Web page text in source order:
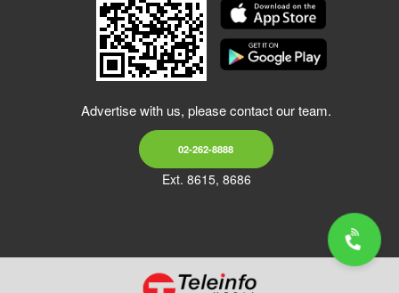
Advertise with us, please contact our team.
02-262-8888
Ext. 8615, 8686